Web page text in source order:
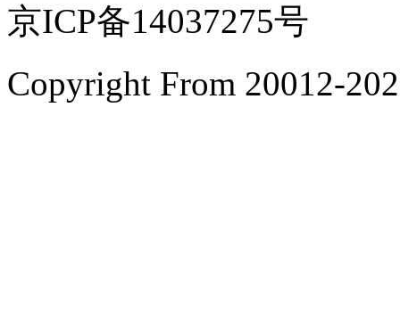
京ICP备14037275号
Copyright From 20012-